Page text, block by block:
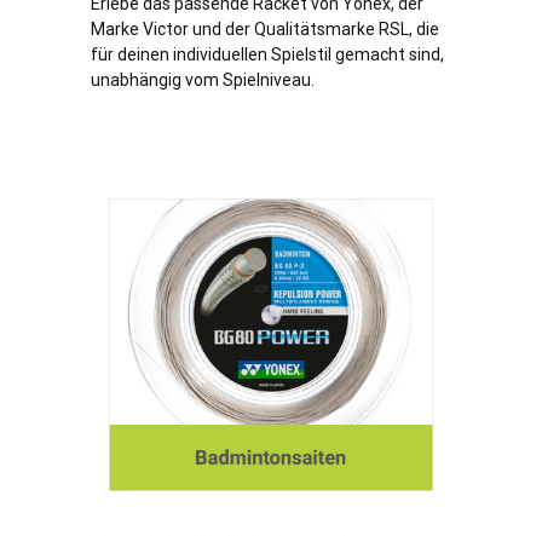
Marke Victor und der Qualitätsmarke RSL, die
für deinen individuellen Spielstil gemacht sind,
unabhängig vom Spielniveau.